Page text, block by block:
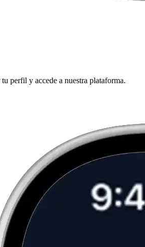
perfil y accede a nuestra plataforma.